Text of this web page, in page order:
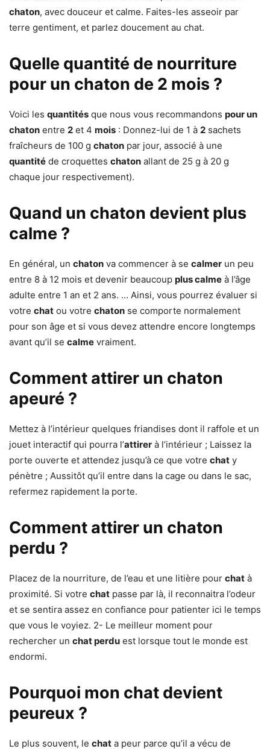
chaton, avec douceur et calme. Faites-les asseoir par
terre gentiment, et parlez doucement au chat.
Quelle quantité de nourriture
pour un chaton de 2 mois ?
Voici les quantités que nous vous recommandons pour un
chaton entre 2 et 4 mois : Donnez-lui de 1 à 2 sachets
fraîcheurs de 100 g chaton par jour, associé à une
quantité de croquettes chaton allant de 25 g à 20 g
chaque jour respectivement).
Quand un chaton devient plus
calme ?
En général, un chaton va commencer à se calmer un peu
entre 8 à 12 mois et devenir beaucoup plus calme à l’âge
adulte entre 1 an et 2 ans. … Ainsi, vous pourrez évaluer si
votre chat ou votre chaton se comporte normalement
pour son âge et si vous devez attendre encore longtemps
avant qu’il se calme vraiment.
Comment attirer un chaton
apeuré ?
Mettez à l’intérieur quelques friandises dont il raffole et un
jouet interactif qui pourra l’attirer à l’intérieur ; Laissez la
porte ouverte et attendez jusqu’à ce que votre chat y
pénètre ; Aussitôt qu’il entre dans la cage ou dans le sac,
refermez rapidement la porte.
Comment attirer un chaton
perdu ?
Placez de la nourriture, de l’eau et une litière pour chat à
proximité. Si votre chat passe par là, il reconnaitra l’odeur
et se sentira assez en confiance pour patienter ici le temps
que vous le voyiez. 2- Le meilleur moment pour
rechercher un chat perdu est lorsque tout le monde est
endormi.
Pourquoi mon chat devient
peureux ?
Le plus souvent, le chat a peur parce qu’il a vécu de